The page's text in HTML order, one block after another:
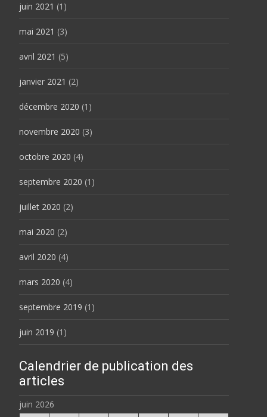
juin 2021 (1)
mai 2021 (3)
avril 2021 (5)
janvier 2021 (2)
décembre 2020 (1)
novembre 2020 (3)
octobre 2020 (4)
septembre 2020 (1)
juillet 2020 (2)
mai 2020 (2)
avril 2020 (4)
mars 2020 (4)
septembre 2019 (1)
juin 2019 (1)
Calendrier de publication des
articles
juin 2026